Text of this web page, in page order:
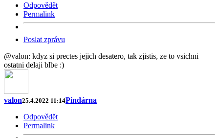
Odpovědět
Permalink
Poslat zprávu
@valon: kdyz si prectes jejich desatero, tak zjistis, ze to vsichni
ostatni delaji blbe :)
valon25.4.2022 11:14Pindárna
Odpovědět
Permalink